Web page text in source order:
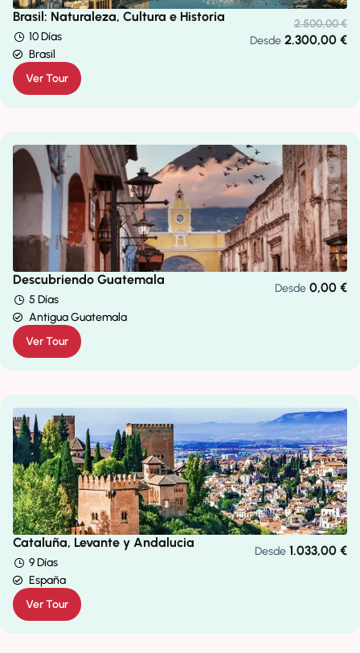
Brasil: Naturaleza, Cultura e Historia
10 Días
Brasil
2.500,00€
Desde 2.300,00 €
Ver Tour
Descubriendo Guatemala
5 Días
Antigua Guatemala
Desde 0,00 €
Ver Tour
Cataluña, Levante y Andalucia
9 Días
España
Desde 1.033,00 €
Ver Tour